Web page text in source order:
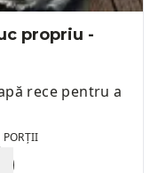
propriu -
rece pentru a